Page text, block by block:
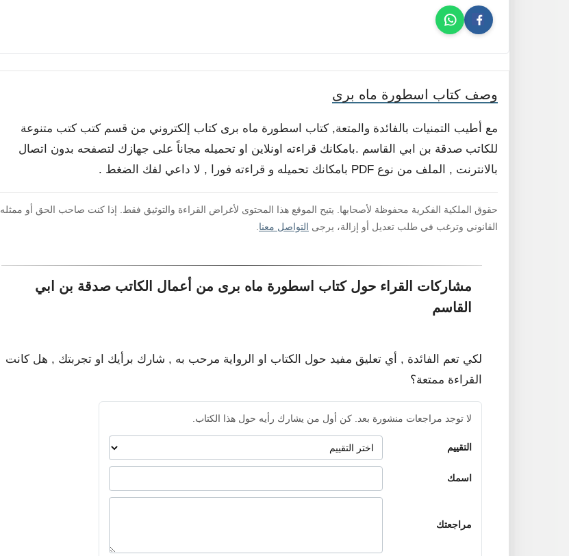
وصف كتاب اسطورة ماه برى
مع أطيب التمنيات بالفائدة والمتعة, كتاب اسطورة ماه برى كتاب إلكتروني من قسم كتب كتب متنوعة
للكاتب صدقة بن ابي القاسم .بامكانك قراءته اونلاين او تحميله مجاناً على جهازك لتصفحه بدون اتصال
بالانترنت , الملف من نوع PDF بامكانك تحميله و قراءته فورا , لا داعي لفك الضغط .
حقوق الملكية الفكرية محفوظة لأصحابها. يتيح الموقع هذا المحتوى لأغراض القراءة والتوثيق فقط. إذا كنت صاحب الحق أو ممثله
القانوني وترغب في طلب تعديل أو إزالة، يرجى التواصل معنا
مشاركات القراء حول كتاب اسطورة ماه برى من أعمال الكاتب صدقة بن ابي
القاسم
لكي تعم الفائدة , أي تعليق مفيد حول الكتاب او الرواية مرحب به , شارك برأيك او تجربتك , هل كانت
القراءة ممتعة؟
لا توجد مراجعات منشورة بعد. كن أول من يشارك رأيه حول هذا الكتاب.
التقييم
اسمك
مراجعتك